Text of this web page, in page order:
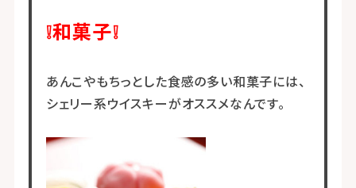
❕和菓子❕
あんこやもちっとした食感の多い和菓子には、
シェリー系ウイスキーがオススメなんです。